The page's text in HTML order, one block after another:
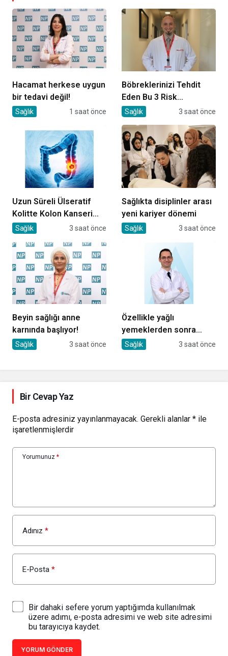
Hacamat herkese uygun
bir tedavi değil!
Sağlık 1 saat önce
Böbreklerinizi Tehdit
Eden Bu 3 Risk
Faktörüne Dikkat!
Sağlık 3 saat önce
Uzun Süreli Ülseratif
Kolitte Kolon Kanseri
Riski Artıyor mu?
Sağlık 3 saat önce
Sağlıkta disiplinler arası
yeni kariyer dönemi
Sağlık 3 saat önce
Beyin sağlığı anne
karnında başlıyor!
Sağlık 3 saat önce
Özellikle yağlı
yemeklerden sonra
başlıyorsa, gecikmeyin
Sağlık 3 saat önce
Bir Cevap Yaz
E-posta adresiniz yayınlanmayacak. Gerekli alanlar * ile
işaretlenmişlerdir
Yorumunuz *
Adınız *
E-Posta *
Bir dahaki sefere yorum yaptığımda kullanılmak
üzere adımı, e-posta adresimi ve web site adresimi
bu tarayıcıya kaydet.
YORUM GÖNDER